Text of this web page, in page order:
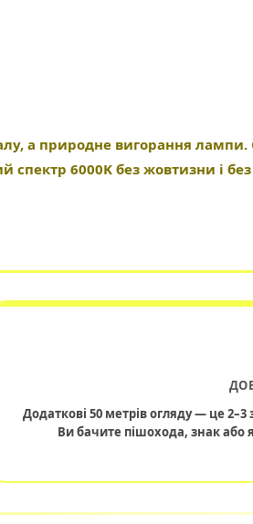
а природне вигорання лампи.
спектр 6000K без жовтизни і
Додаткові 50 метрів огляду — це
Ви бачите пішохода, знак або